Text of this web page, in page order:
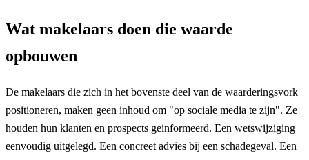
Wat makelaars doen die waarde
opbouwen
De makelaars die zich in het bovenste deel van de waarderingsvork
positioneren, maken geen inhoud om "op sociale media te zijn". Ze
houden hun klanten en prospects geinformeerd. Een wetswijziging
eenvoudig uitgelegd. Een concreet advies bij een schadegeval. Een